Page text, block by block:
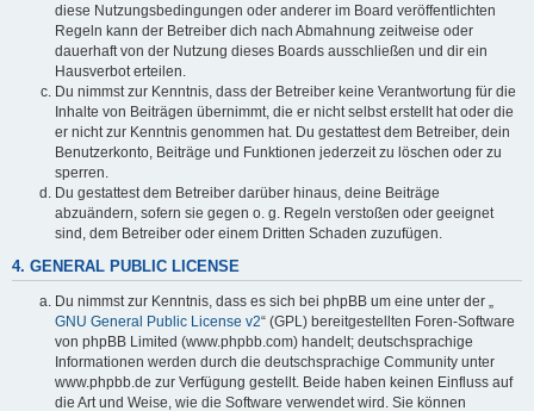
diese Nutzungsbedingungen oder anderer im Board veröffentlichten
Regeln kann der Betreiber dich nach Abmahnung zeitweise oder
dauerhaft von der Nutzung dieses Boards ausschließen und dir ein
Hausverbot erteilen.
Du nimmst zur Kenntnis, dass der Betreiber keine Verantwortung für die
Inhalte von Beiträgen übernimmt, die er nicht selbst erstellt hat oder die
er nicht zur Kenntnis genommen hat. Du gestattest dem Betreiber, dein
Benutzerkonto, Beiträge und Funktionen jederzeit zu löschen oder zu
sperren.
Du gestattest dem Betreiber darüber hinaus, deine Beiträge
abzuändern, sofern sie gegen o. g. Regeln verstoßen oder geeignet
sind, dem Betreiber oder einem Dritten Schaden zuzufügen.
4. GENERAL PUBLIC LICENSE
Du nimmst zur Kenntnis, dass es sich bei phpBB um eine unter der „
GNU General Public License v2“ (GPL) bereitgestellten Foren-Software
von phpBB Limited (www.phpbb.com) handelt; deutschsprachige
Informationen werden durch die deutschsprachige Community unter
www.phpbb.de zur Verfügung gestellt. Beide haben keinen Einfluss auf
die Art und Weise, wie die Software verwendet wird. Sie können